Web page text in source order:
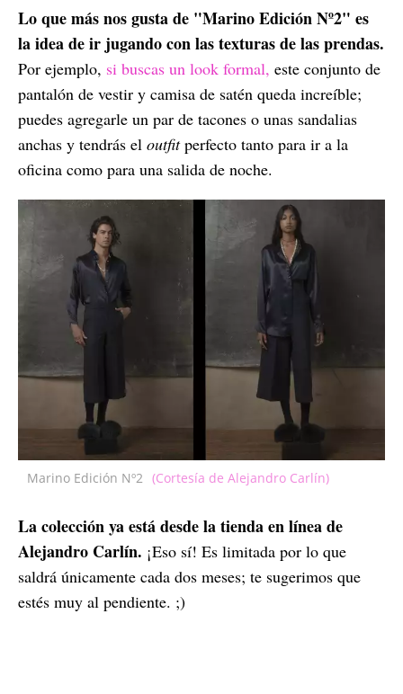
Lo que más nos gusta de "Marino Edición Nº2" es
la idea de ir jugando con las texturas de las prendas.
Por ejemplo, si buscas un look formal, este conjunto de
pantalón de vestir y camisa de satén queda increíble;
puedes agregarle un par de tacones o unas sandalias
anchas y tendrás el outfitperfecto tanto para ir a la
oficina como para una salida de noche.
Marino Edición Nº2 (Cortesía de Alejandro Carlín)
La colección ya está desde la tienda en línea de
Alejandro Carlín. ¡Eso sí! Es limitada por lo que
saldrá únicamente cada dos meses; te sugerimos que
estés muy al pendiente. ;)